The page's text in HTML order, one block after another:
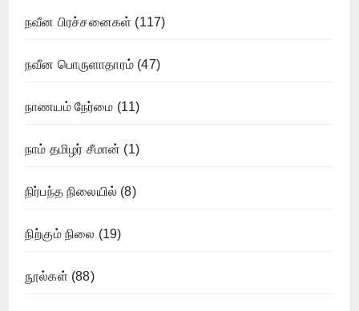
நவீன பிரச்சனைகள் (117)
நவீன பொருளாதாரம் (47)
நாணயம் நேர்மை (11)
நாம் தமிழர் சீமான் (1)
நிர்பந்த நிலையில் (8)
நிற்கும் நிலை (19)
நூல்கள் (88)